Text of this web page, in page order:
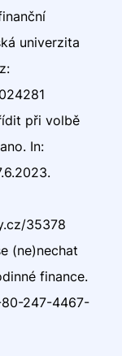
univerzita
při volbě
In:
35378
(ne)nechat
finance.
80-247-4467-